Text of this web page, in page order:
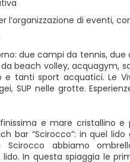
e mare cristallino
bar “Scirocco”: in quel
Scirocco abbiamo
In questa spiaggia le
due campi da tennis,
beach volley, acquagym,
tanti sport acquatici. Le
SUP nelle grotte.
l’organizzazione di